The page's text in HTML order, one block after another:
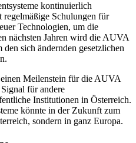
kontinuierlich
Schulungen für
Technologien, um die
nächsten Jahren wird die AUVA
sich ändernden gesetzlichen
Meilenstein für die AUVA
für andere
Institutionen in Österreich.
könnte in der Zukunft zum
sondern in ganz Europa.